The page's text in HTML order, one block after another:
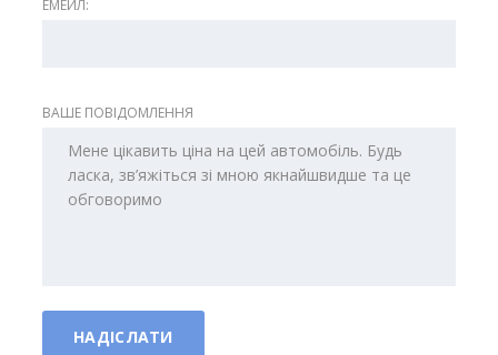
ЕМЕЙЛ:
ВАШЕ ПОВІДОМЛЕННЯ